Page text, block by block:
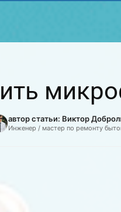
автор статьи: Виктор
Инженер / мастер по ремонту